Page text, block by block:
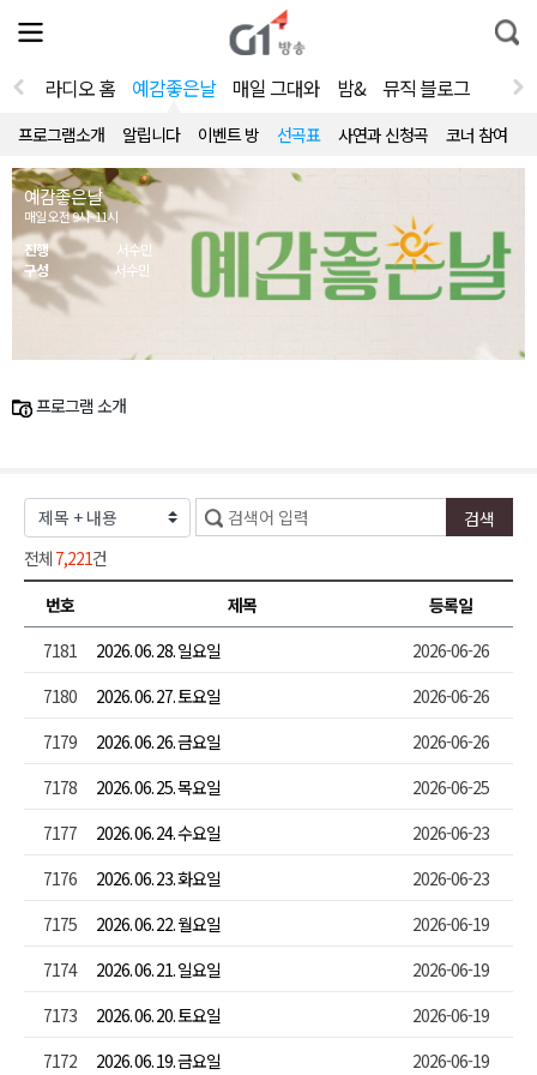
전
체
뉴
열
통
합
라디오 홈 예감좋은날 매일 그대와 밤& 뮤직 블로그
프로그램소개 알립니다 이벤트 방 선곡표 사연과 신청곡 코너 참여
예감좋은날
매일 오전 9시~11시
진행
서수민
구성
서수민
프로그램 소개
전체 7,221건
번호
제목
등록일
7181
2026. 06. 28. 일요일
2026-06-26
7180
2026. 06. 27. 토요일
2026-06-26
7179
2026. 06. 26. 금요일
2026-06-26
7178
2026. 06. 25. 목요일
2026-06-25
7177
2026. 06. 24. 수요일
2026-06-23
7176
2026. 06. 23. 화요일
2026-06-23
7175
2026. 06. 22. 월요일
2026-06-19
7174
2026. 06. 21. 일요일
2026-06-19
7173
2026. 06. 20. 토요일
2026-06-19
7172
2026. 06. 19. 금요일 2026-06-19